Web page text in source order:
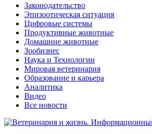
Законодательство
Эпизоотическая ситуация
Цифровые системы
Продуктивные животные
Домашние животные
Зообизнес
Наука и Технологии
Мировая ветеринария
Образование и карьера
Аналитика
Видео
Все новости